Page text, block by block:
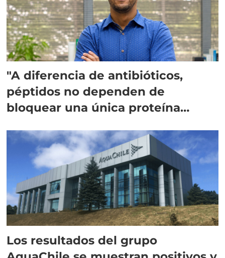
"A diferencia de antibióticos,
péptidos no dependen de
bloquear una única proteína
Los resultados del grupo